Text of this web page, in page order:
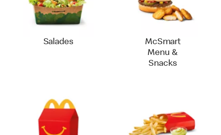
Salades
McSmart
Menu &
Snacks